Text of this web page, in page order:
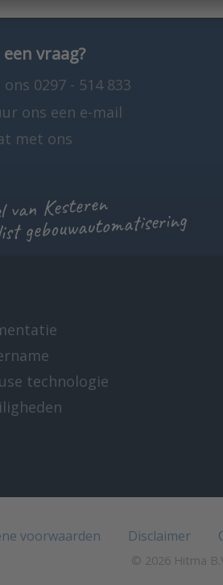
vraag?
ons 0297 - 514 833
ons een e-mail
met ons
Kesteren
gebouwautomatisering
technologie
voorwaarden Disclaimer
© 2026 Hitma